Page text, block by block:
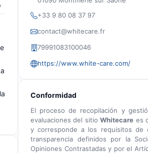
+33 9 80 08 37 97
contact@whitecare.fr
79991083100046
https://www.white-care.com/
Conformidad
El proceso de recopilación y
evaluaciones del sitioWhitecare es
y corresponde a los requisitos de
transparencia definidos por la
Opiniones Contrastadas y por el